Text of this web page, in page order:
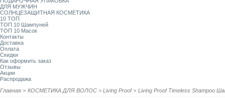
ДЛЯ МУЖЧИН
СОЛНЦЕЗАЩИТНАЯ КОСМЕТИКА
10 ТОП
ТОП 10 Шампуней
ТОП 10 Масок
Контакты
Доставка
Оплата
Скидки
Как оформить заказ
Отзывы
Акции
Распродажа
Главная > КОСМЕТИКА ДЛЯ ВОЛОС > Living Proof > Living Proof Timeless Shampoo